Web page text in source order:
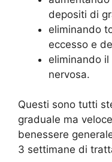
depositi di
eliminando
eccesso e
eliminando
nervosa.
Questi sono tutti
graduale ma
benessere
3 settimane di